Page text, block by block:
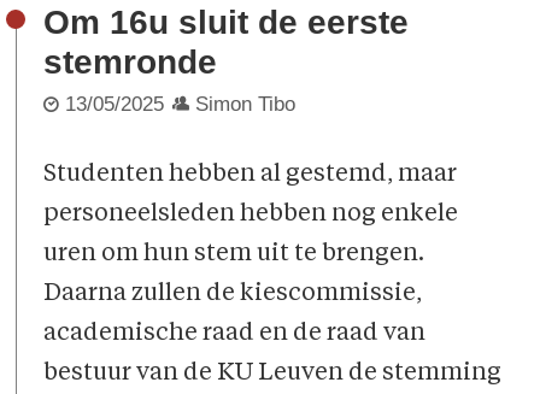
Om 16u sluit de eerste
stemronde
13/05/2025 Simon Tibo
Studenten hebben al gestemd, maar
personeelsleden hebben nog enkele
uren om hun stem uit te brengen.
Daarna zullen de kiescommissie,
academische raad en de raad van
bestuur van de KU Leuven de stemming